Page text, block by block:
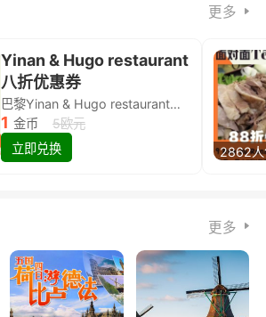
更多
Yinan & Hugo restaurant
八折优惠券
巴黎Yinan & Hugo restaurant除简餐类全场8折
1 金币
5欧元
立即兑换
2862
更多